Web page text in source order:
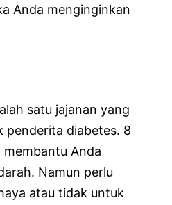
Anda menginginkan
satu jajanan yang
penderita diabetes. 8
Anda
Namun perlu
atau tidak untuk